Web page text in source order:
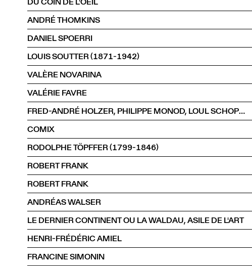
ANDRÉ THOMKINS
DANIEL SPOERRI
LOUIS SOUTTER (1871-1942)
VALÈRE NOVARINA
VALÉRIE FAVRE
FRED-ANDRÉ HOLZER, PHILIPPE MONOD, LOUL SCHOPFER
COMIX
RODOLPHE TÖPFFER (1799-1846)
ROBERT FRANK
ROBERT FRANK
ANDRÉAS WALSER
LE DERNIER CONTINENT OU LA WALDAU, ASILE DE L'ART
HENRI-FRÉDÉRIC AMIEL
FRANCINE SIMONIN